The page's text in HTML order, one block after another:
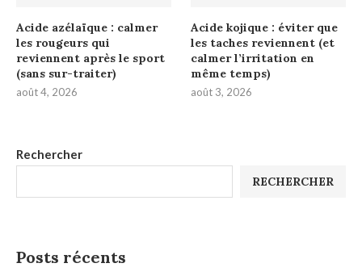
Rechercher
RECHERCHER
Posts récents
Acide azélaïque : calmer
les rougeurs qui
reviennent après le sport
(sans sur-traiter)
août 4, 2026
Acide kojique : éviter que
les taches reviennent (et
calmer l’irritation en
même temps)
août 3, 2026